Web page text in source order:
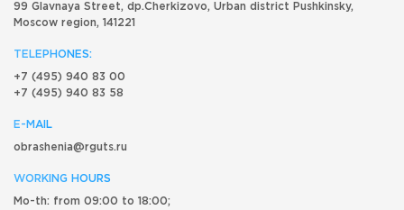
99 Glavnaya Street, dp.Cherkizovo, Urban district Pushkinsky,
Moscow region, 141221
TELEPHONES:
+7 (495) 940 83 00
+7 (495) 940 83 58
E-MAIL
obrashenia@rguts.ru
WORKING HOURS
Mo-th: from 09:00 to 18:00;